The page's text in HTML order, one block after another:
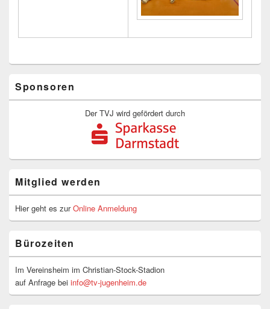
Seitenleisten-
Widgetbereich
Sponsoren
Der TVJ wird gefördert durch
Mitglied werden
Hier geht es zurOnline Anmeldung
Bürozeiten
Im Vereinsheim im Christian-Stock-Stadion
auf Anfrage bei info@tv-jugenheim.de